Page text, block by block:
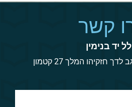
קשר
יד בנימין
חזקיהו המלך 27 קטמון